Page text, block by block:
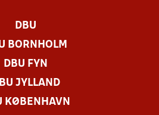
DBU
BORNHOLM
DBU FYN
JYLLAND
KØBENHAVN